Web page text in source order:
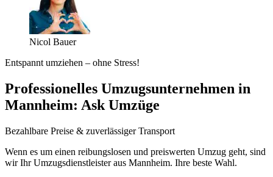
Nicol Bauer
Entspannt umziehen – ohne Stress!
Professionelles Umzugsunternehmen in
Mannheim: Ask Umzüge
Bezahlbare Preise & zuverlässiger Transport
Wenn es um einen reibungslosen und preiswerten Umzug geht, sind
wir Ihr Umzugsdienstleister aus Mannheim. Ihre beste Wahl.